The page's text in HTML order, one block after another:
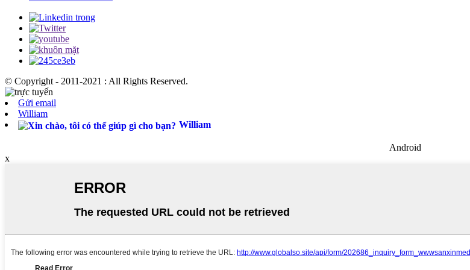
© Copyright - 2011-2021 : All Rights Reserved.
Gửi email
William
William
Android
x